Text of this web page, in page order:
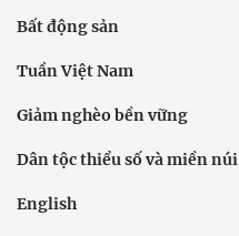
Bất động sản
Tuần Việt Nam
Giảm nghèo bền vững
Dân tộc thiểu số và miền núi
English